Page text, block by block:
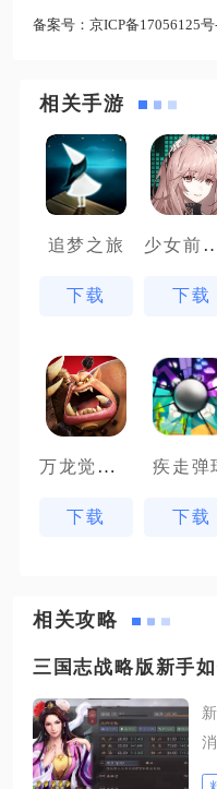
备案号： 京ICP备17056125
相关手游
追梦之旅
下载
少女前线云图
下载
万龙觉醒魔兽战场
下载
疾走弹
下载
相关攻略
三国志战略版新手